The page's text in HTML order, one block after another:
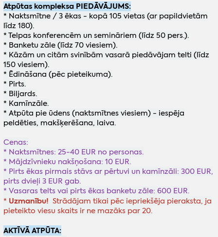
Atpūtas kompleksa PIEDĀVĀJUMS:
* Naktsmītne / 3 ēkas - kopā 105 vietas (ar papildvietām
līdz 180).
* Telpas konferencēm un semināriem (līdz 50 pers.).
* Banketu zāle (līdz 70 viesiem).
* Kāzām un citām svinībām vasarā piedāvājam telti (līdz
150 viesiem).
* Ēdināšana (pēc pieteikuma).
* Pirts.
* Biljards.
* Kamīnzāle.
* Atpūta pie ūdens (naktsmītnes viesiem) - iespēja
peldēties, makšķerēšana, laiva.
Cenas:
* Naktsmītnes: 25-40 EUR no personas.
* Mājdzīvnieku nakšņošana: 10 EUR.
* Pirts ēkas pirmais stāvs ar pērtuvi un kamīnzāli: 300 EUR,
pirts dvieļi 3 EUR gab.
* Vasaras telts vai pirts ēkas banketu zāle: 600 EUR.
* Uzmanību! Strādājam tikai pēc iepriekšēja pieraksta, ja
pieteikto viesu skaits ir ne mazāks par 20.
AKTĪVĀ ATPŪTA: